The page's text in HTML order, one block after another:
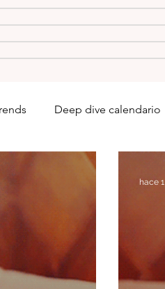
Deep dive calendario
TrendLab Mensual
hace